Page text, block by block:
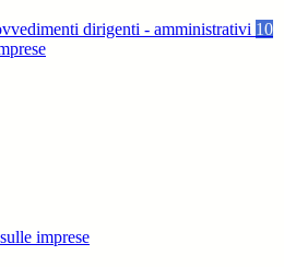
dirigenti - amministrativi 10
imprese